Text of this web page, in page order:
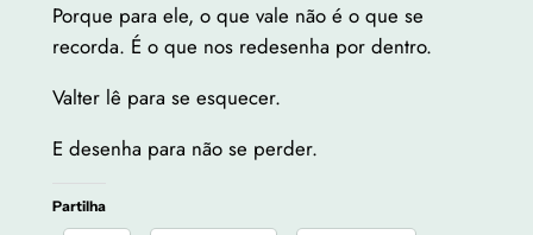
Porque para ele, o que vale não é o que se
recorda. É o que nos redesenha por dentro.
Valter lê para se esquecer.
E desenha para não se perder.
Partilha